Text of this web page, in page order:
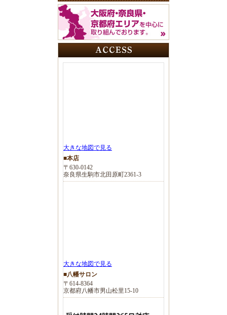
大きな地図で見る
■本店
〒630-0142
奈良県生駒市北田原町2361-3
大きな地図で見る
■八幡サロン
〒614-8364
京都府八幡市男山松里15-10